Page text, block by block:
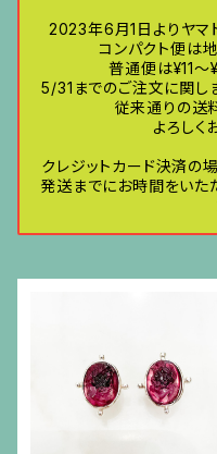
2023年6月1日よりヤマ
コンパクト便は
普通便は¥11〜
5/31までのご注文に関し
従来通りの送
よろしく
クレジットカード決済の
発送までにお時間をいた